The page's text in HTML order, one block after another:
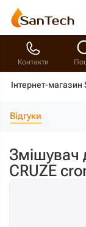
Контакти
Інтернет-магазин
Відгуки
Змішувач
CRUZE